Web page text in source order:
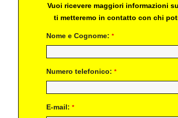
Vuoi ricevere maggiori informazioni
ti metteremo in contatto con chi
Nome e Cognome: *
Numero telefonico: *
E-mail: *